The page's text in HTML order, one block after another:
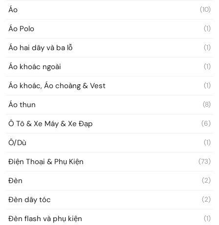
Áo (10)
Áo Polo (1)
Áo hai dây và ba lỗ (1)
Áo khoác ngoài (1)
Áo khoác, Áo choàng & Vest (1)
Áo thun (8)
Ô Tô & Xe Máy & Xe Đạp (6)
Ô/Dù (1)
Điện Thoại & Phụ Kiện (73)
Đèn (2)
Đèn dây tóc (2)
Đèn flash và phụ kiện (1)